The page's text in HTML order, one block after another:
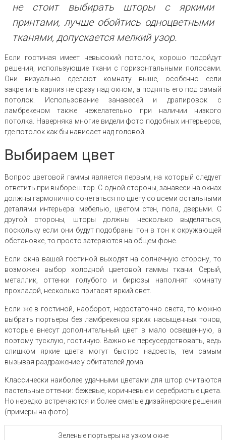
не стоит выбирать шторы с яркими
принтами, лучше обойтись одноцветными
тканями, допускается мелкий узор.
Если гостиная имеет невысокий потолок, хорошо подойдут
решения, использующие ткани с горизонтальными полосами.
Они визуально сделают комнату выше, особенно если
закрепить карниз не сразу над окном, а поднять его под самый
потолок. Использование занавесей и драпировок с
ламбрекеном также нежелательно при наличии низкого
потолка. Наверняка многие видели фото подобных интерьеров,
где потолок как бы нависает над головой.
Выбираем цвет
Вопрос цветовой гаммы является первым, на который следует
ответить при выборе штор. С одной стороны, занавеси на окнах
должны гармонично сочетаться по цвету со всеми остальными
деталями интерьера: мебелью, цветом стен, пола, дверьми. С
другой стороны, шторы должны несколько выделяться,
поскольку если они будут подобраны тон в тон к окружающей
обстановке, то просто затеряются на общем фоне.
Если окна вашей гостиной выходят на солнечную сторону, то
возможен выбор холодной цветовой гаммы ткани. Серый,
металлик, оттенки голубого и бирюзы наполнят комнату
прохладой, несколько пригасят яркий свет.
Если же в гостиной, наоборот, недостаточно света, то можно
выбрать портьеры без ламбрекенов ярких насыщенных тонов,
которые внесут дополнительный цвет в мало освещенную, а
поэтому тусклую, гостиную. Важно не переусердствовать, ведь
слишком яркие цвета могут быстро надоесть, тем самым
вызывая раздражение у обитателей дома.
Классически наиболее удачными цветами для штор считаются
пастельные оттенки: бежевые, коричневые и серебристые цвета.
Но нередко встречаются и более смелые дизайнерские решения
(примеры на фото).
Зеленые портьеры на узком окне